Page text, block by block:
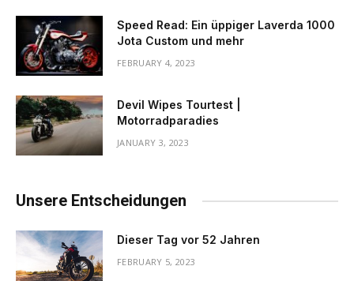
Speed ​​Read: Ein üppiger Laverda 1000
Jota Custom und mehr
FEBRUARY 4, 2023
Devil Wipes Tourtest |
Motorradparadies
JANUARY 3, 2023
Unsere Entscheidungen
Dieser Tag vor 52 Jahren
FEBRUARY 5, 2023